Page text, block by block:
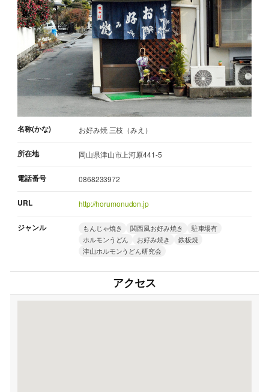
名称(かな) お好み焼 三枝（みえ）
所在地 岡山県津山市上河原441-5
電話番号 0868233972
URL http://horumonudon.jp
ジャンル もんじゃ焼き 関西風お好み焼き
駐車場有
ホルモンうどん
お好み焼き
鉄板焼
津山ホルモンうどん研究会
アクセス